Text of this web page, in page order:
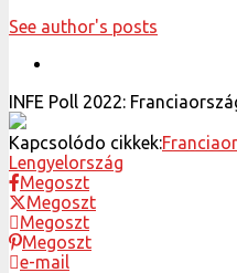
See author's posts
INFE Poll 2022:
Kapcsolódo cikkek:
Lengyelország
Megoszt
Megoszt
Megoszt
Megoszt
e-mail